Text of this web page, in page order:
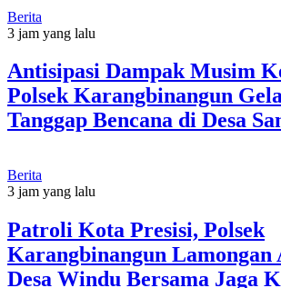
Berita
3 jam yang lalu
Antisipasi Dampak Musim
Polsek Karangbinangun
Tanggap Bencana di Desa
Berita
3 jam yang lalu
Patroli Kota Presisi, Polsek
Karangbinangun Lamongan
Desa Windu Bersama Jaga